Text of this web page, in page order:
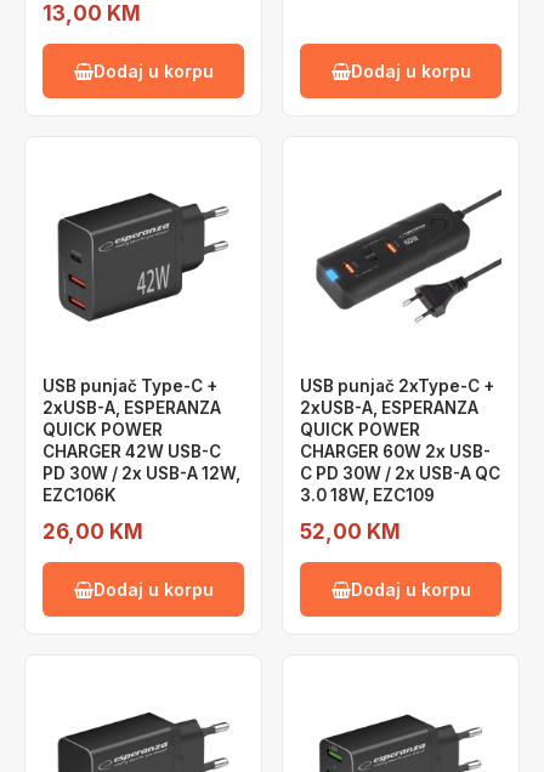
13,00 KM
Dodaj u korpu Dodaj u korpu
USB punjač Type-C +
2xUSB-A, ESPERANZA
QUICK POWER
CHARGER 42W USB-C
PD 30W / 2x USB-A 12W,
EZC106K
26,00 KM
Dodaj u korpu
USB punjač 2xType-C +
2xUSB-A, ESPERANZA
QUICK POWER
CHARGER 60W 2x USB-
C PD 30W / 2x USB-A QC
3.0 18W, EZC109
52,00 KM
Dodaj u korpu